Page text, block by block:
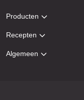
Producten
Recepten
Algemeen